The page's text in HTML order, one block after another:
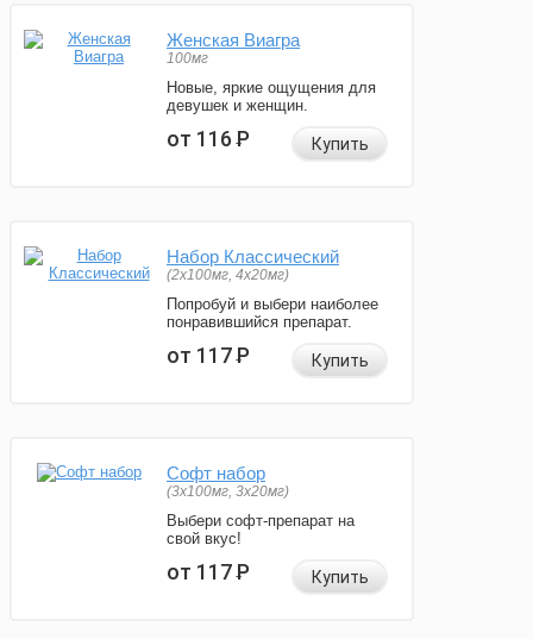
Женская Виагра
100мг
Новые, яркие ощущения для
девушек и женщин.
от 116Р Купить
Набор Классический
(2x100мг, 4x20мг)
Попробуй и выбери наиболее
понравившийся препарат.
от 117Р Купить
Софт набор
(3x100мг, 3x20мг)
Выбери софт-препарат на
свой вкус!
от 117Р Купить